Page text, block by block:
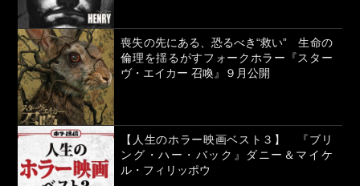
喪失の先にある、恐るべき“救い” 生命の
倫理を揺るがすフォークホラー『スター
ヴ・エイカー 召喚』９月公開
【人生のホラー映画ベスト３】 『ブリ
ング・ハー・バック』ダニー＆マイケ
ル・フィリッポウ